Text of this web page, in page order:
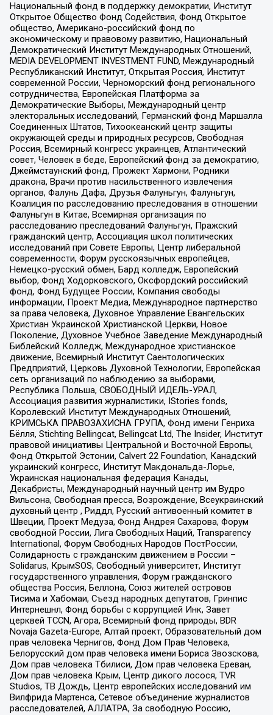
Национальный фонд в поддержку демократии, Институт
Открытое Общество Фонд Содействия, Фонд Открытое
общество, Американо-российский фонд по
экономическому и правовому развитию, Национальный
Демократический Институт Международных Отношений,
MEDIA DEVELOPMENT INVESTMENT FUND, Международный
Республиканский Институт, Открытая Россия, Институт
современной России, Черноморский фонд регионального
сотрудничества, Европейская Платформа за
Демократические Выборы, Международный центр
электоральных исследований, Германский фонд Маршалла
Соединенных Штатов, Тихоокеанский центр защиты
окружающей среды и природных ресурсов, Свободная
Россия, Всемирный конгресс украинцев, Атлантический
совет, Человек в беде, Европейский фонд за демократию,
Джеймстаунский фонд, Прожект Хармони, Родники
дракона, Врачи против насильственного извлечения
органов, Фалунь Дафа, Друзья Фалуньгун, Фалуньгун,
Коалиция по расследованию преследования в отношении
Фалуньгун в Китае, Всемирная организация по
расследованию преследований Фалуньгун, Пражский
гражданский центр, Ассоциация школ политических
исследований при Совете Европы, Центр либеральной
современности, Форум русскоязычных европейцев,
Немецко-русский обмен, Бард колледж, Европейский
выбор, Фонд Ходорковского, Оксфордский российский
фонд, Фонд Будущее России, Компания свободы
информации, Проект Медиа, Международное партнерство
за права человека, Духовное Управление Евангельских
Христиан Украинской Христианской Церкви, Новое
Поколение, Духовное Учебное Заведение Международный
Библейский Колледж, Международное христианское
движение, Всемирный Институт Саентологических
Предприятий, Церковь Духовной Технологии, Европейская
сеть организаций по наблюдению за выборами,
Республика Польша, СВОБОДНЫЙ ИДЕЛЬ-УРАЛ,
Ассоциация развития журналистики, IStories fonds,
Королевский Институт Международных Отношений,
КРИМСЬКА ПРАВОЗАХИСНА ГРУПА, Фонд имени Генриха
Бёлля, Stichting Bellingcat, Bellingcat Ltd, The Insider, Институт
правовой инициативы Центральной и Восточной Европы,
Фонд Открытой Эстонии, Calvert 22 Foundation, Канадский
украинский конгресс, Институт Макдональда-Лорье,
Украинская национальная федерация Канады,
Декабристы, Международный научный центр им Вудро
Вильсона, Свободная пресса, Возрождение, Всеукраинский
духовный центр , Риддл, Русский антивоенный комитет в
Швеции, Проект Медуза, Фонд Андрея Сахарова, Форум
свободной России, Лига Свободных Наций, Transparеncy
International, Форум Свободных Народов ПостРоссии,
Солидарность с гражданским движением в России –
Solidarus, КрымSOS, Свободный университет, Институт
государственного управления, Форум гражданского
общества Россия, Беллона, Союз жителей островов
Тисима и Хабомаи, Съезд народных депутатов, Гринпис
Интернешнл, Фонд борьбы с коррупцией Инк, Завет
церквей TCCN, Агора, Всемирный фонд природы, BDR
Novaja Gazeta-Europe, Алтай проект, Образовательный дом
прав человека Чернигов, Фонд Дом Прав Человека,
Белорусский дом прав человека имени Бориса Звозскова,
Дом прав человека Тбилиси, Дом прав человека Ереван,
Дом прав человека Крым, Центр дикого лосося, TVR
Studios, ТВ Дождь, Центр европейских исследований им
Вилфрида Мартенса, Сетевое объединение журналистов
расследователей, АЛЛАТРА, За свободную Россию,